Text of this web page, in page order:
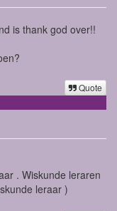
is thank god over!!
Quote
. Wiskunde leraren
leraar )